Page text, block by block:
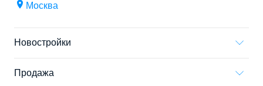
Москва
Новостройки
Продажа